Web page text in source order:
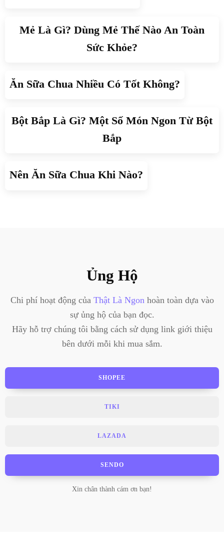
Mẻ Là Gì? Dùng Mẻ Thế Nào An Toàn
Sức Khỏe?
Ăn Sữa Chua Nhiều Có Tốt Không?
Bột Bắp Là Gì? Một Số Món Ngon Từ Bột
Bắp
Nên Ăn Sữa Chua Khi Nào?
Ủng Hộ
Chi phí hoạt động của Thật Là Ngonhoàn toàn dựa vào
sự ủng hộ của bạn đọc.
Hãy hỗ trợ chúng tôi bằng cách sử dụng link giới thiệu
bên dưới mỗi khi mua sắm.
SHOPEE
TIKI
LAZADA
SENDO
Xin chân thành cám ơn bạn!